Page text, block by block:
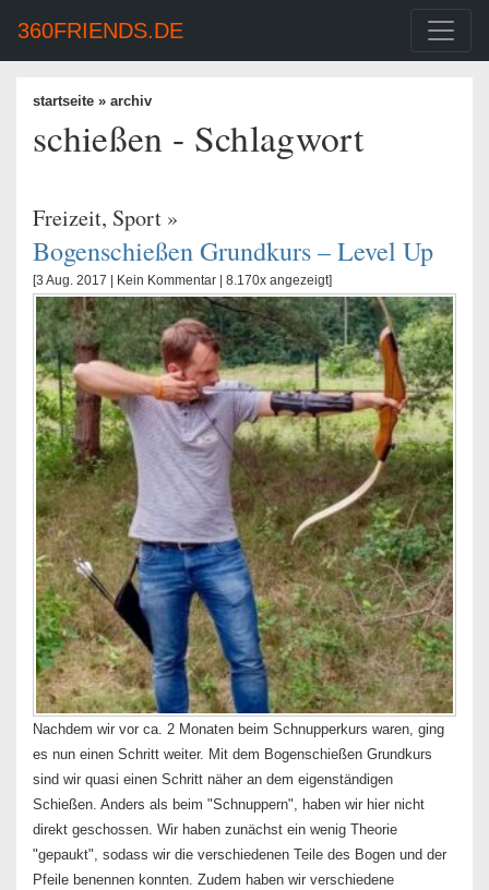
360FRIENDS.DE
startseite » archiv
schießen - Schlagwort
Freizeit, Sport »
Bogenschießen Grundkurs – Level Up
[3 Aug. 2017 | Kein Kommentar | 8.170x angezeigt]
Nachdem wir vor ca. 2 Monaten beim Schnupperkurs waren, ging
es nun einen Schritt weiter. Mit dem Bogenschießen Grundkurs
sind wir quasi einen Schritt näher an dem eigenständigen
Schießen. Anders als beim "Schnuppern", haben wir hier nicht
direkt geschossen. Wir haben zunächst ein wenig Theorie
"gepaukt", sodass wir die verschiedenen Teile des Bogen und der
Pfeile benennen konnten. Zudem haben wir verschiedene